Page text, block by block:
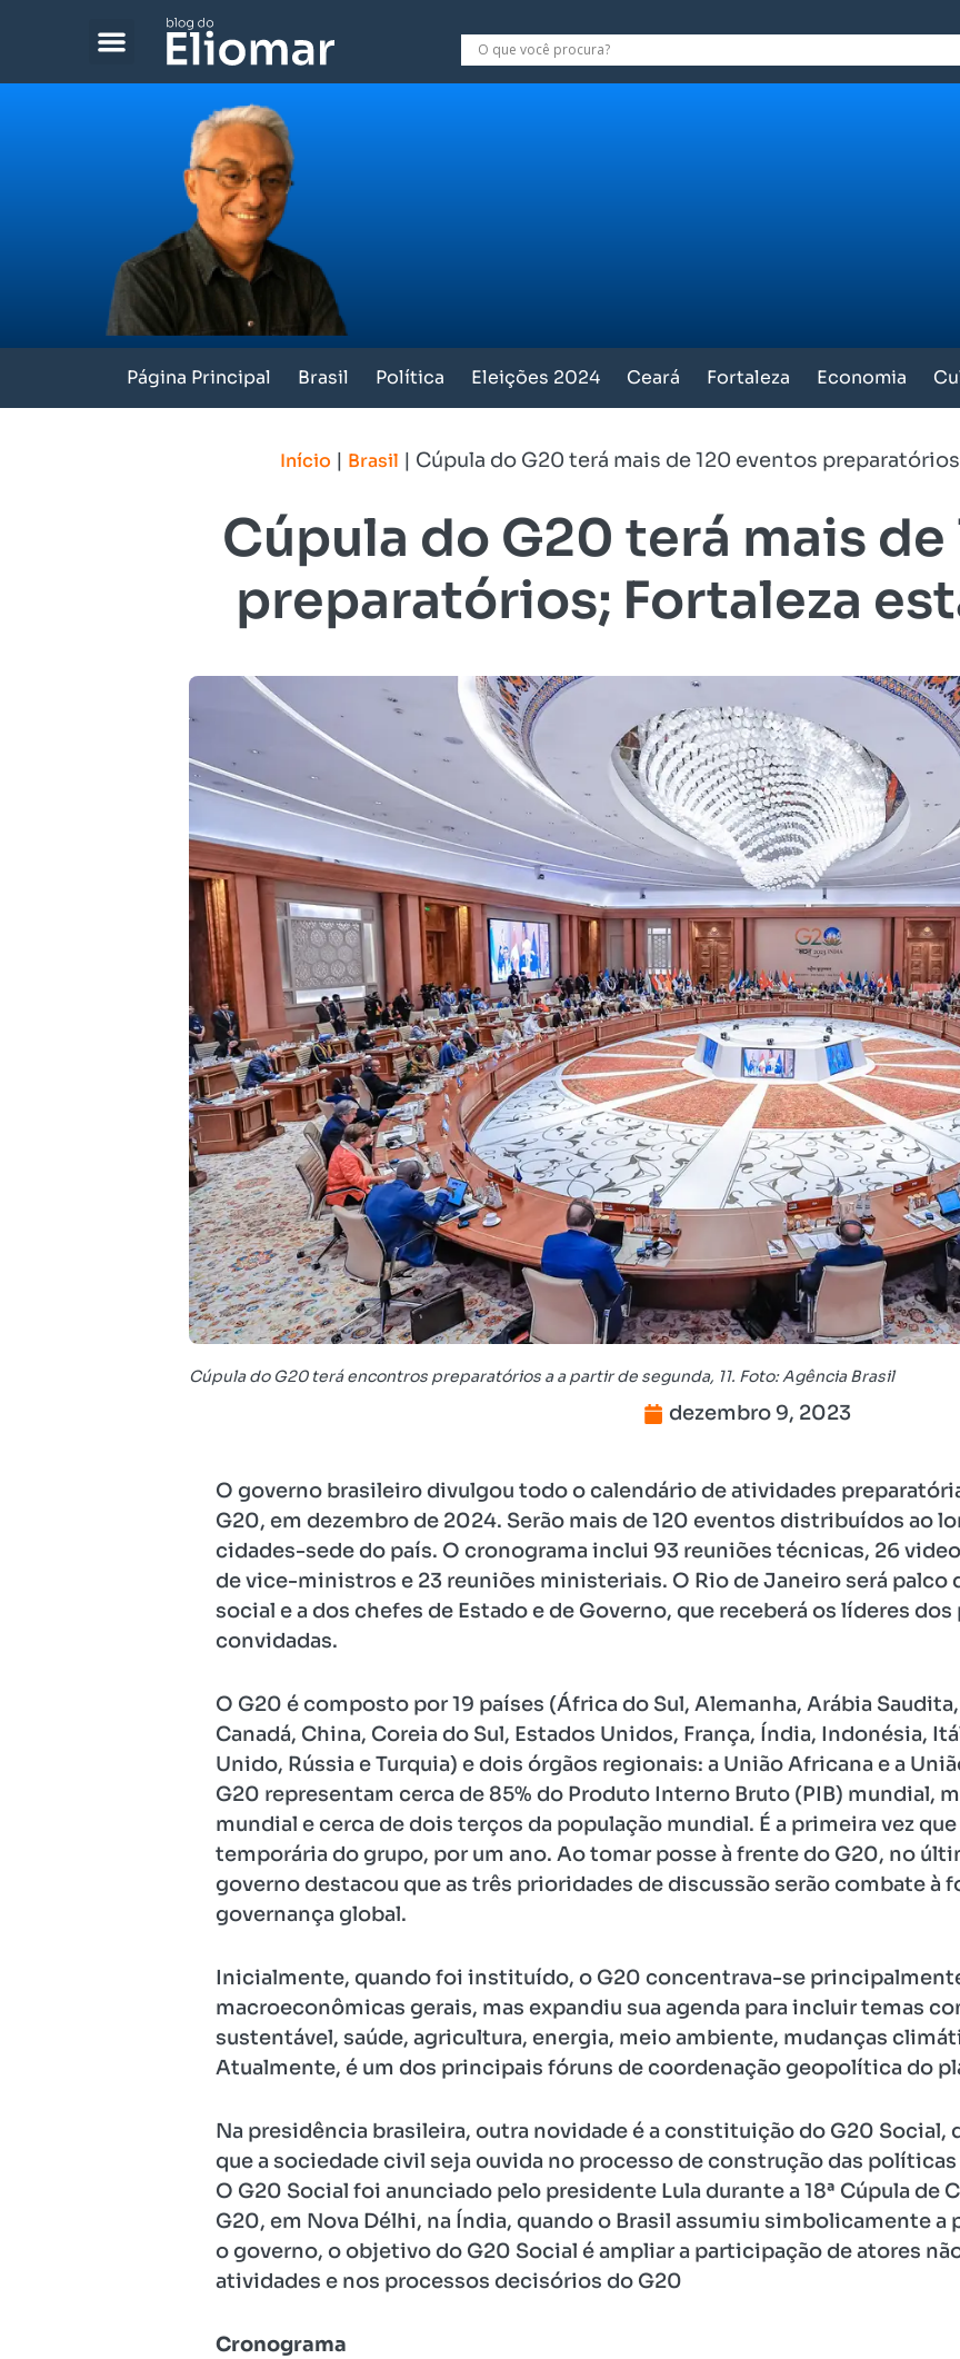
Página Principal Brasil Política Eleições 2024 Ceará Fortaleza Economia
Início | Brasil | Cúpula do G20 terá mais de 120 eventos
Cúpula do G20 terá mais
preparatórios; Fortaleza
Cúpula do G20 terá encontros preparatórios a a partir de segunda, 11. Foto: Agência Brasil
dezembro 9, 2023
O governo brasileiro divulgou todo o calendário de atividades
G20, em dezembro de 2024. Serão mais de 120 eventos distribuídos ao
cidades-sede do país. O cronograma inclui 93 reuniões técnicas, 26
de vice-ministros e 23 reuniões ministeriais. O Rio de Janeiro será palco
social e a dos chefes de Estado e de Governo, que receberá os líderes
convidadas.
O G20 é composto por 19 países (África do Sul, Alemanha, Arábia
Canadá, China, Coreia do Sul, Estados Unidos, França, Índia, Indonésia,
Unido, Rússia e Turquia) e dois órgãos regionais: a União Africana e a
G20 representam cerca de 85% do Produto Interno Bruto (PIB) mundial,
mundial e cerca de dois terços da população mundial. É a primeira vez
temporária do grupo, por um ano. Ao tomar posse à frente do G20, no
governo destacou que as três prioridades de discussão serão combate à
governança global.
Inicialmente, quando foi instituído, o G20 concentrava-se
macroeconômicas gerais, mas expandiu sua agenda para incluir temas
sustentável, saúde, agricultura, energia, meio ambiente, mudanças
Atualmente, é um dos principais fóruns de coordenação geopolítica do
Na presidência brasileira, outra novidade é a constituição do G20 Social,
que a sociedade civil seja ouvida no processo de construção das
O G20 Social foi anunciado pelo presidente Lula durante a 18ª Cúpula de
G20, em Nova Délhi, na Índia, quando o Brasil assumiu simbolicamente
o governo, o objetivo do G20 Social é ampliar a participação de atores
atividades e nos processos decisórios do G20
Cronograma